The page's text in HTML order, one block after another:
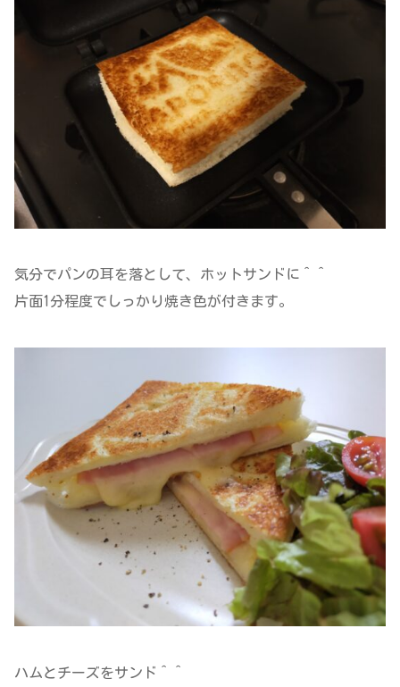
気分でパンの耳を落として、ホットサンドに＾＾
片面1分程度でしっかり焼き色が付きます。
ハムとチーズをサンド＾＾